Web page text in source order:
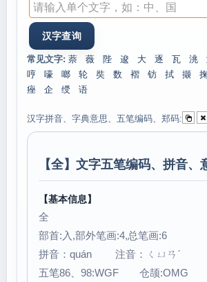
常见文字: 萘 薇 陛 逡 大 逐 瓦 洮
哼
嚎 啷 轮 奘 数 褶 钫 拭 撷 掬
痤
企 绶 语
汉字拼音、字典意思、五笔编码、郑码:
【全】文字五笔编码、拼音、
【基本信息】
全
部首:入,部外笔画:4,总笔画:6
拼音：quán 注音：ㄑㄩㄢˊ
五笔86、98:WGF 仓颉:OMG